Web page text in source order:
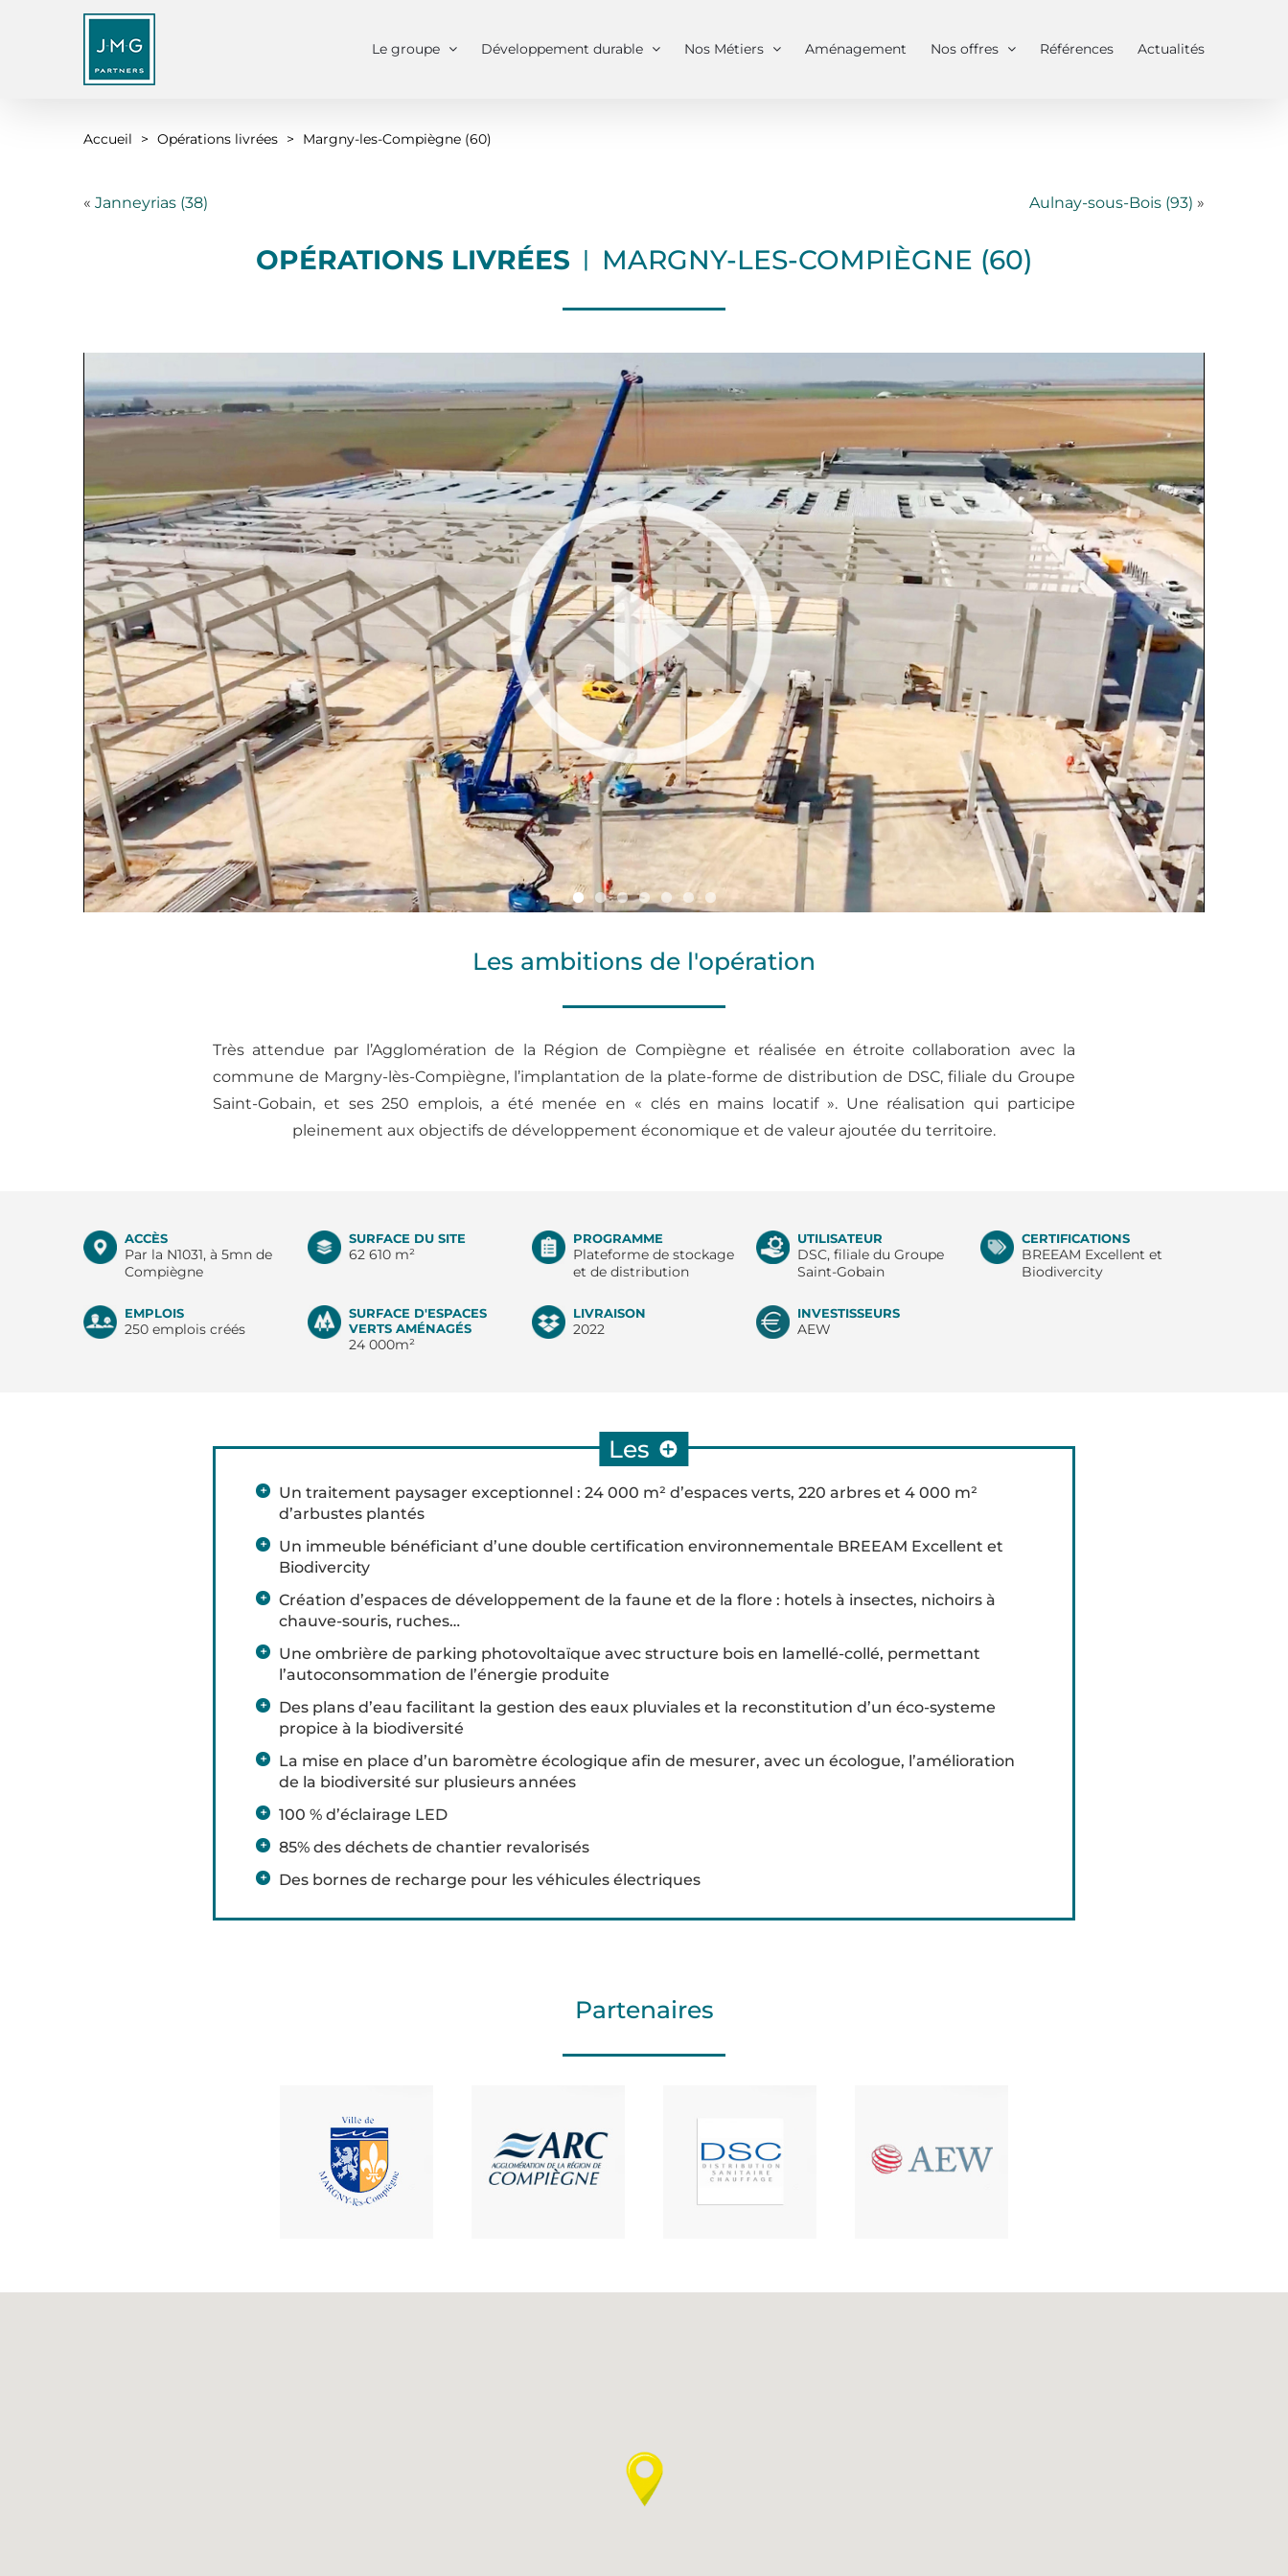
Le groupe Développement durable Nos Métiers Aménagement Nos offres Références Actualités
Accueil > Opérations livrées > Margny-les-Compiègne (60)
« Janneyrias (38) Aulnay-sous-Bois (93) »
OPÉRATIONS LIVRÉES | MARGNY-LES-COMPIÈGNE (60)
Les ambitions de l'opération
Très attendue par l’Agglomération de la Région de Compiègne et réalisée en étroite collaboration avec la
commune de Margny-lès-Compiègne, l’implantation de la plate-forme de distribution de DSC, filiale du Groupe
Saint-Gobain, et ses 250 emplois, a été menée en « clés en mains locatif ». Une réalisation qui participe
pleinement aux objectifs de développement économique et de valeur ajoutée du territoire.
ACCÈS
Par la N1031, à 5mn de
Compiègne
SURFACE DU SITE
62 610 m²
PROGRAMME
Plateforme de stockage
et de distribution
UTILISATEUR
DSC, filiale du Groupe
Saint-Gobain
CERTIFICATIONS
BREEAM Excellent et
Biodivercity
EMPLOIS
250 emplois créés
SURFACE D'ESPACES
VERTS AMÉNAGÉS
24 000m²
LIVRAISON
2022
INVESTISSEURS
AEW
Les +
Un traitement paysager exceptionnel : 24 000 m² d’espaces verts, 220 arbres et 4 000 m²
d’arbustes plantés
Un immeuble bénéficiant d’une double certification environnementale BREEAM Excellent et
Biodivercity
Création d’espaces de développement de la faune et de la flore : hotels à insectes, nichoirs à
chauve-souris, ruches…
Une ombrière de parking photovoltaïque avec structure bois en lamellé-collé, permettant
l’autoconsommation de l’énergie produite
Des plans d’eau facilitant la gestion des eaux pluviales et la reconstitution d’un éco-systeme
propice à la biodiversité
La mise en place d’un baromètre écologique afin de mesurer, avec un écologue, l’amélioration
de la biodiversité sur plusieurs années
100 % d’éclairage LED
85% des déchets de chantier revalorisés
Des bornes de recharge pour les véhicules électriques
Partenaires